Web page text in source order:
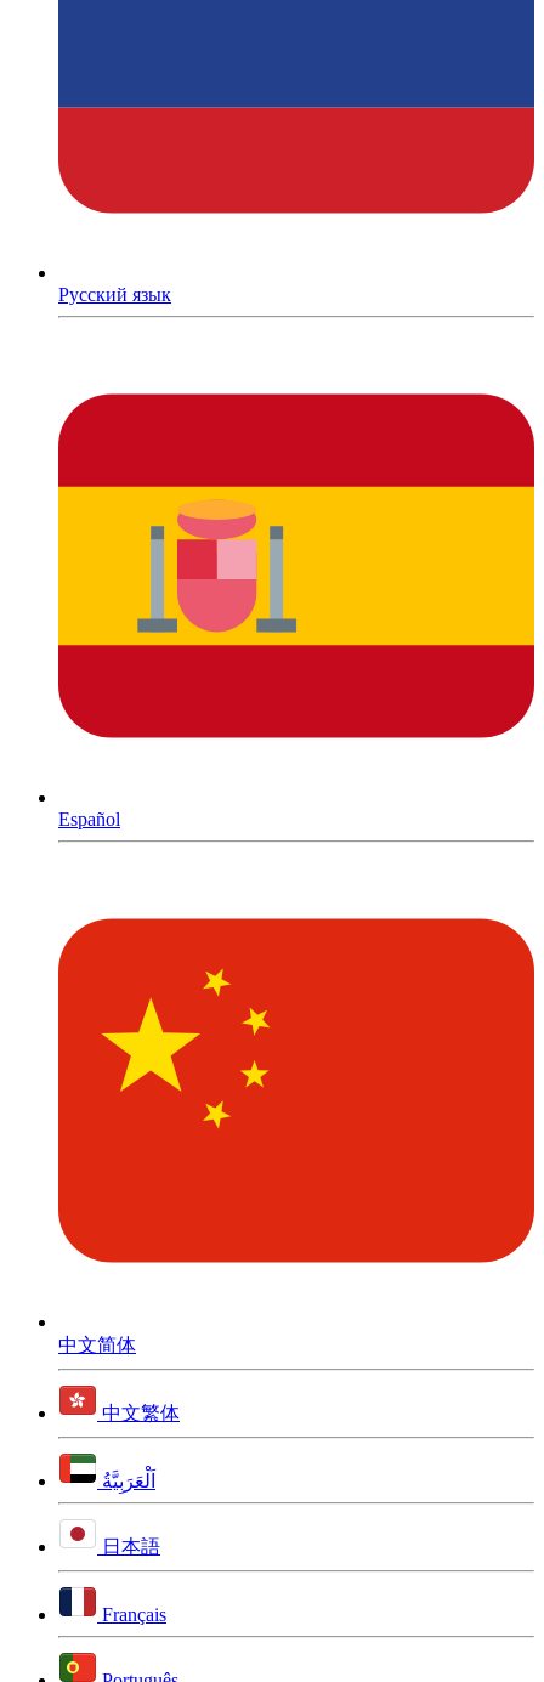
Русский язык
Español
中文简体
中文繁体
اَلْعَرَبِيَّةُ
日本語
Français